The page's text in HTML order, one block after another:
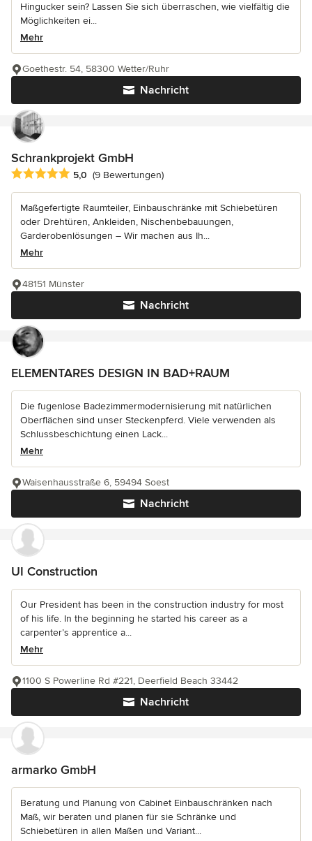
Hingucker sein? Lassen Sie sich überraschen, wie vielfältig die
Möglichkeiten ei...
Mehr
Nachricht
Goethestr. 54, 58300 Wetter/Ruhr
Schrankprojekt GmbH
Durchschnittliche Bewertung: 5 von 5 Sternen
5,0 (9 Bewertungen)
Maßgefertigte Raumteiler, Einbauschränke mit Schiebetüren
oder Drehtüren, Ankleiden, Nischenbebauungen,
Garderobenlösungen – Wir machen aus Ih...
Mehr
Nachricht
48151 Münster
ELEMENTARES DESIGN IN BAD+RAUM
Die fugenlose Badezimmermodernisierung mit natürlichen
Oberflächen sind unser Steckenpferd. Viele verwenden als
Schlussbeschichtung einen Lack...
Mehr
Nachricht
Waisenhausstraße 6, 59494 Soest
UI Construction
Our President has been in the construction industry for most
of his life. In the beginning he started his career as a
carpenter’s apprentice a...
Mehr
Nachricht
1100 S Powerline Rd #221, Deerfield Beach 33442
armarko GmbH
Beratung und Planung von Cabinet Einbauschränken nach
Maß, wir beraten und planen für sie Schränke und
Schiebetüren in allen Maßen und Variant...